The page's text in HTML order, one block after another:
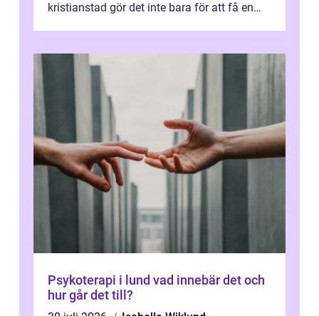
kristianstad gör det inte bara för att få en
Psykoterapi i lund vad innebär det och
hur går det till?